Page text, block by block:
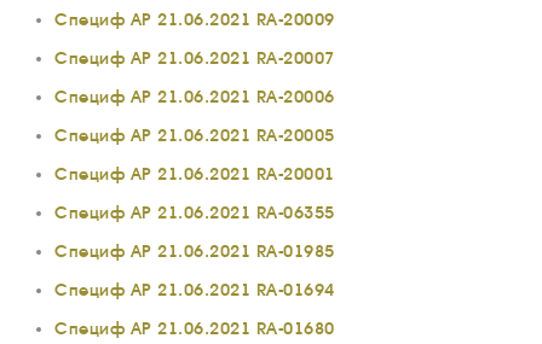
ВНУТРЕННИЕ
СОУТ
ДОКУМЕНТЫ
АВИАПАРК
УСЛУГИ
СЕРВИС
ИНФРАСТРУКТУРА
Специф АР 21.06.2021 RA-20009
Специф АР 21.06.2021 RA-20007
Специф АР 21.06.2021 RA-20006
Специф АР 21.06.2021 RA-20005
Специф АР 21.06.2021 RA-20001
Специф АР 21.06.2021 RA-06355
Специф АР 21.06.2021 RA-01985
Специф АР 21.06.2021 RA-01694
Специф АР 21.06.2021 RA-01680